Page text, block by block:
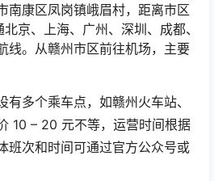
南康区凤岗镇峨眉村，距离市区
京、上海、广州、深圳、成都、
线。从赣州市区前往机场，主要
有多个乘车点，如赣州火车站、
10 – 20 元不等，运营时间根据
班次和时间可通过官方公众号或